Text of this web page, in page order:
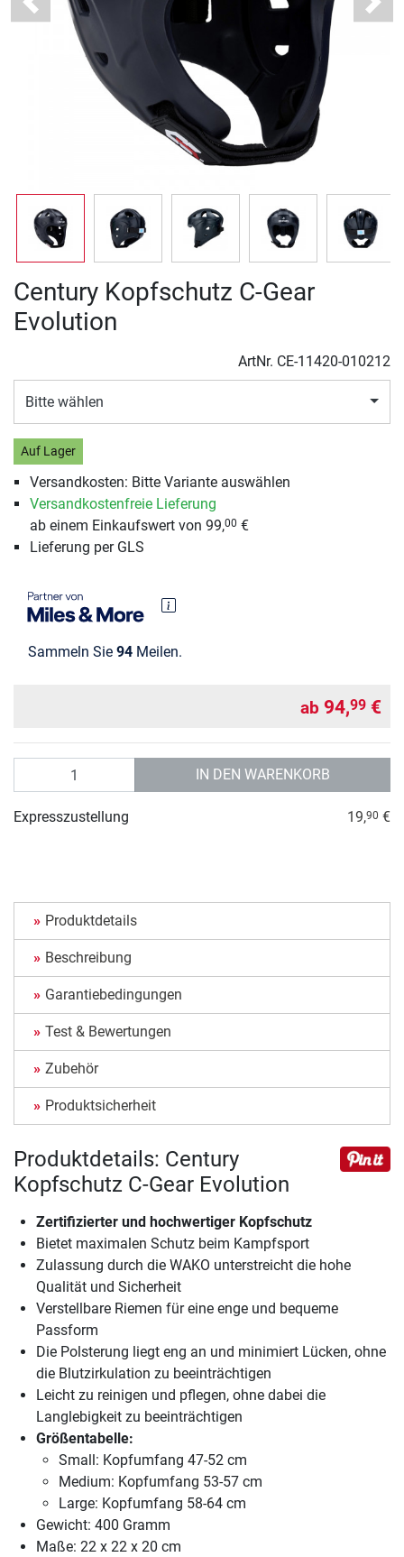
Previous Next
Century Kopfschutz C-Gear
Evolution
ArtNr. CE-11420-010212
Bitte wählen
Auf Lager
Versandkosten: Bitte Variante auswählen
Versandkostenfreie Lieferung
ab einem Einkaufswert von 99,00 €
Lieferung per GLS
Sammeln Sie 94 Meilen.
ab 94,99 €
IN DEN WARENKORB
Expresszustellung 19,90 €
Produktdetails
Beschreibung
Garantiebedingungen
Test & Bewertungen
Zubehör
Produktsicherheit
Produktdetails: Century
Kopfschutz C-Gear Evolution
Zertifizierter und hochwertiger Kopfschutz
Bietet maximalen Schutz beim Kampfsport
Zulassung durch die WAKO unterstreicht die hohe
Qualität und Sicherheit
Verstellbare Riemen für eine enge und bequeme
Passform
Die Polsterung liegt eng an und minimiert Lücken, ohne
die Blutzirkulation zu beeinträchtigen
Leicht zu reinigen und pflegen, ohne dabei die
Langlebigkeit zu beeinträchtigen
Größentabelle:
Small: Kopfumfang 47-52 cm
Medium: Kopfumfang 53-57 cm
Large: Kopfumfang 58-64 cm
Gewicht: 400 Gramm
Maße: 22 x 22 x 20 cm